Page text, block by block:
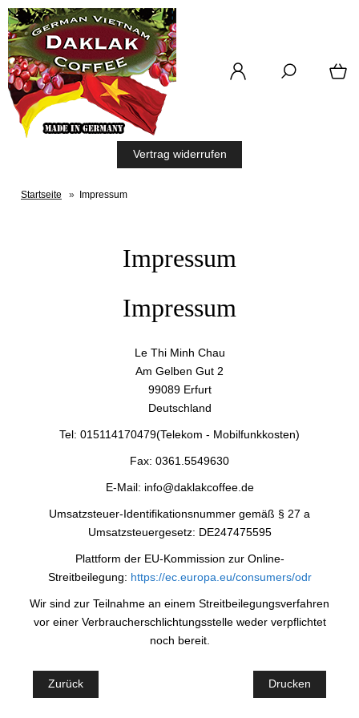
Vertrag widerrufen
Startseite » Impressum
Impressum
Impressum
Le Thi Minh Chau
Am Gelben Gut 2
99089 Erfurt
Deutschland
Tel: 015114170479(Telekom - Mobilfunkkosten)
Fax: 0361.5549630
E-Mail: info@daklakcoffee.de
Umsatzsteuer-Identifikationsnummer gemäß § 27 a
Umsatzsteuergesetz: DE247475595
Plattform der EU-Kommission zur Online-
Streitbeilegung: https://ec.europa.eu/consumers/odr
Wir sind zur Teilnahme an einem Streitbeilegungsverfahren
vor einer Verbraucherschlichtungsstelle weder verpflichtet
noch bereit.
Zurück Drucken